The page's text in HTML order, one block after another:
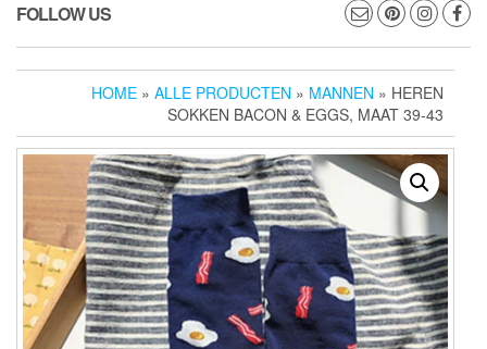
FOLLOW US
HOME » ALLE PRODUCTEN » MANNEN » HEREN
SOKKEN BACON & EGGS, MAAT 39-43